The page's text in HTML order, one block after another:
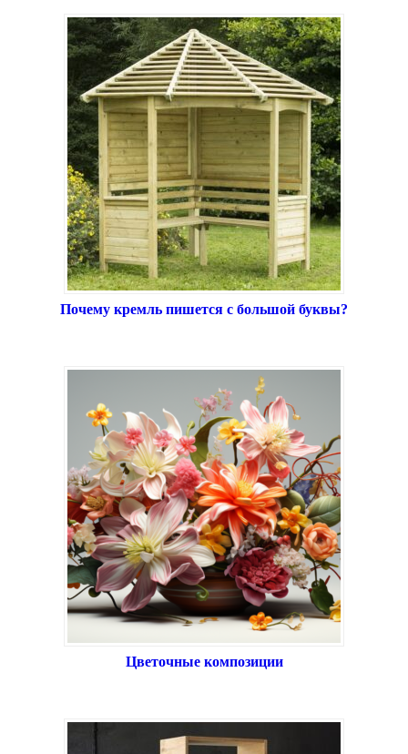
Почему кремль пишется с большой буквы?
Цветочные композиции